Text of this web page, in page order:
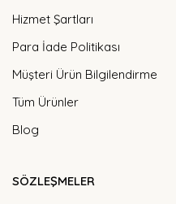
Hizmet Şartları
Para İade Politikası
Müşteri Ürün Bilgilendirme
Tüm Ürünler
Blog
SÖZLEŞMELER